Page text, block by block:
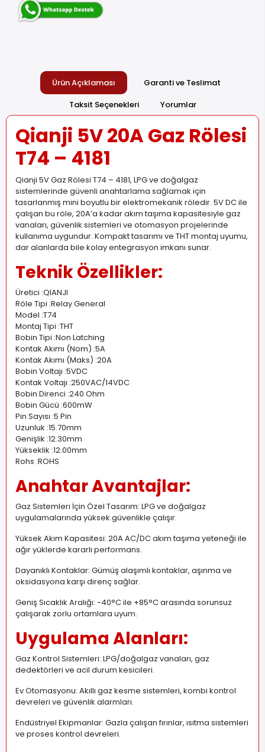
Ürün Açıklaması
Garanti ve Teslimat
Taksit Seçenekleri
Yorumlar
Qianji 5V 20A Gaz Rölesi
T74 – 4181
Qianji 5V Gaz Rölesi T74 – 4181, LPG ve doğalgaz
sistemlerinde güvenli anahtarlama sağlamak için
tasarlanmış mini boyutlu bir elektromekanik röledir. 5V DC ile
çalışan bu röle, 20A’a kadar akım taşıma kapasitesiyle gaz
vanaları, güvenlik sistemleri ve otomasyon projelerinde
kullanıma uygundur. Kompakt tasarımı ve THT montaj uyumu,
dar alanlarda bile kolay entegrasyon imkanı sunar.
Teknik Özellikler:
Üretici :QIANJI
Röle Tipi :Relay General
Model :T74
Montaj Tipi :THT
Bobin Tipi :Non Latching
Kontak Akımı (Nom) :5A
Kontak Akımı (Maks) :20A
Bobin Voltajı :5VDC
Kontak Voltajı :250VAC/14VDC
Bobin Direnci :240 Ohm
Bobin Gücü :600mW
Pin Sayısı :5 Pin
Uzunluk :15.70mm
Genişlik :12.30mm
Yükseklik :12.00mm
Rohs :ROHS
Anahtar Avantajlar:
Gaz Sistemleri İçin Özel Tasarım: LPG ve doğalgaz
uygulamalarında yüksek güvenlikle çalışır.
Yüksek Akım Kapasitesi: 20A AC/DC akım taşıma yeteneği ile
ağır yüklerde kararlı performans.
Dayanıklı Kontaklar: Gümüş alaşımlı kontaklar, aşınma ve
oksidasyona karşı direnç sağlar.
Geniş Sıcaklık Aralığı: -40°C ile +85°C arasında sorunsuz
çalışarak zorlu ortamlara uyum.
Uygulama Alanları:
Gaz Kontrol Sistemleri: LPG/doğalgaz vanaları, gaz
dedektörleri ve acil durum kesicileri.
Ev Otomasyonu: Akıllı gaz kesme sistemleri, kombi kontrol
devreleri ve güvenlik alarmları.
Endüstriyel Ekipmanlar: Gazla çalışan fırınlar, ısıtma sistemleri
ve proses kontrol devreleri.